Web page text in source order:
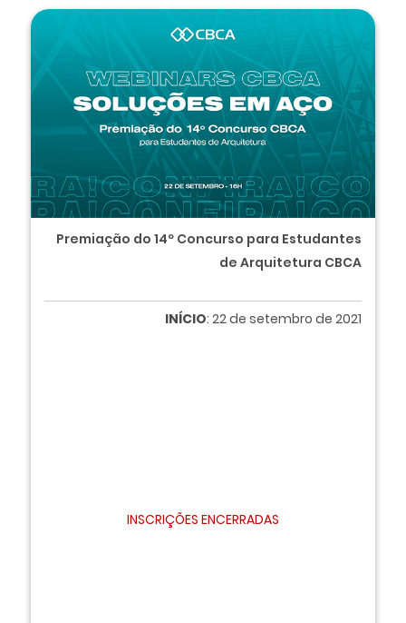
Premiação do 14º Concurso para Estudantes
de Arquitetura CBCA
INÍCIO: 22 de setembro de 2021
INSCRIÇÕES ENCERRADAS